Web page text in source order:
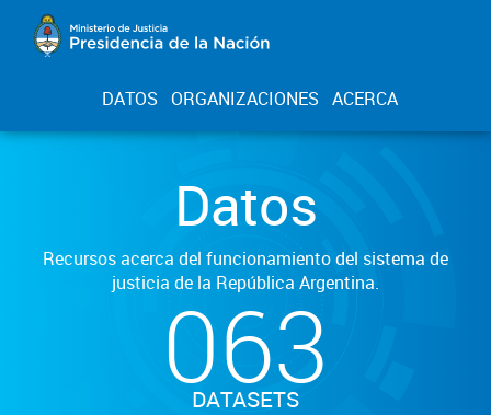
DATOS ORGANIZACIONES ACERCA
Datos
Recursos acerca del funcionamiento del sistema de
justicia de la República Argentina.
063
DATASETS